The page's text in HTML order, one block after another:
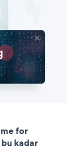
for
kadar